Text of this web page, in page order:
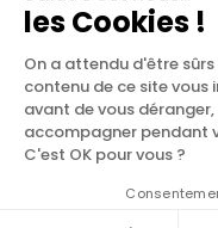
les Cookies !
On a attendu d'être sûrs
contenu de ce site vous
avant de vous
accompagner pendant
C'est OK pour vous ?
Parrainage
Conditions
Conditions de